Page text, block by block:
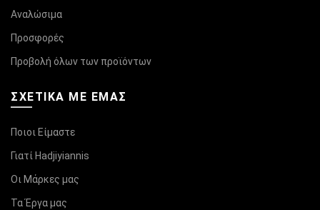
Αναλώσιμα
Προσφορές
Προβολή όλων των προϊόντων
ΣΧΕΤΙΚΆ ΜΕ ΕΜΑΣ
Ποιοι Είμαστε
Γιατί Hadjiyiannis
Οι Μάρκες μας
Τα Έργα μας